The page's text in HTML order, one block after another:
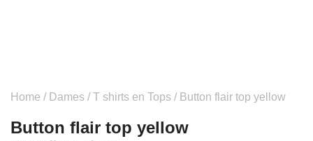
Home / Dames /T shirts en Tops / Button flair top yellow
Button flair top yellow